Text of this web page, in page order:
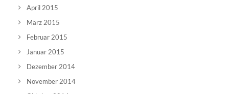
April 2015
März 2015
Februar 2015
Januar 2015
Dezember 2014
November 2014